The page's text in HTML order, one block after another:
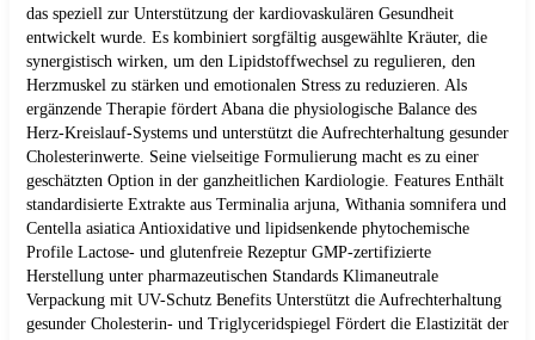
das speziell zur Unterstützung der kardiovaskulären Gesundheit
entwickelt wurde. Es kombiniert sorgfältig ausgewählte Kräuter, die
synergistisch wirken, um den Lipidstoffwechsel zu regulieren, den
Herzmuskel zu stärken und emotionalen Stress zu reduzieren. Als
ergänzende Therapie fördert Abana die physiologische Balance des
Herz-Kreislauf-Systems und unterstützt die Aufrechterhaltung gesunder
Cholesterinwerte. Seine vielseitige Formulierung macht es zu einer
geschätzten Option in der ganzheitlichen Kardiologie. Features Enthält
standardisierte Extrakte aus Terminalia arjuna, Withania somnifera und
Centella asiatica Antioxidative und lipidsenkende phytochemische
Profile Lactose- und glutenfreie Rezeptur GMP-zertifizierte
Herstellung unter pharmazeutischen Standards Klimaneutrale
Verpackung mit UV-Schutz Benefits Unterstützt die Aufrechterhaltung
gesunder Cholesterin- und Triglyceridspiegel Fördert die Elastizität der